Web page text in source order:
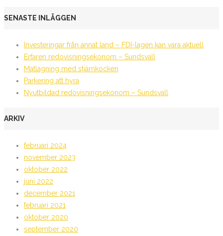
SENASTE INLÄGGEN
Investeringar från annat land – FDI-lagen kan vara aktuell
Erfaren redovisningsekonom – Sundsvall
Matlagning med stjärnkocken
Parkering att hyra
Nyutbildad redovisningsekonom – Sundsvall
ARKIV
februari 2024
november 2023
oktober 2022
juni 2022
december 2021
februari 2021
oktober 2020
september 2020